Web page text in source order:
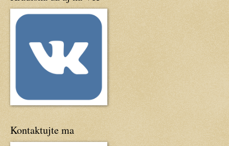
Kontaktujte ma